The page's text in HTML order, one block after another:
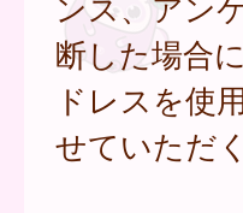
断した場合
ドレスを使
せていただ